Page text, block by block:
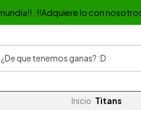
mundia!! , !!Adquiere lo con
Inicio Titans